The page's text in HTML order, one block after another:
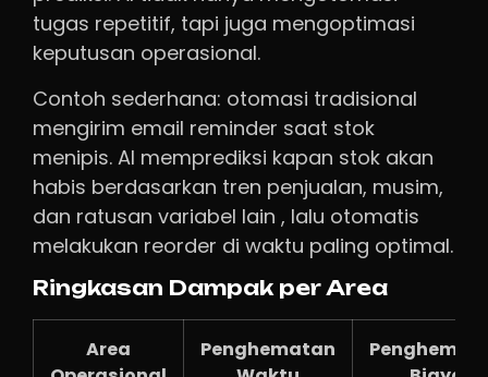
tugas repetitif, tapi juga mengoptimasi
keputusan operasional.
Contoh sederhana: otomasi tradisional
mengirim email reminder saat stok
menipis. AI memprediksi kapan stok akan
habis berdasarkan tren penjualan, musim,
dan ratusan variabel lain , lalu otomatis
melakukan reorder di waktu paling optimal.
Ringkasan Dampak per Area
Area
Penghematan